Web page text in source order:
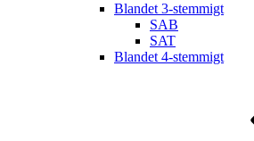
Blandet 3-stemmigt
SAB
SAT
Blandet 4-stemmigt